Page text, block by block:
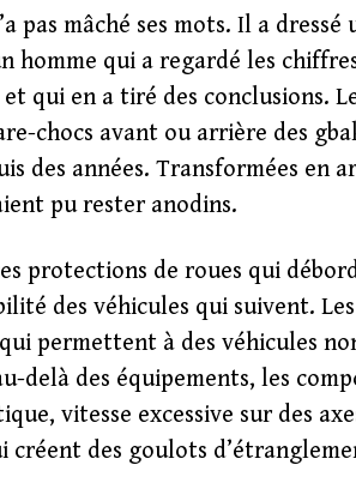
pas mâché ses mots. Il a
homme qui a regardé les
qui en a tiré des conclusions.
chocs avant ou arrière des
des années. Transformées en
pu rester anodins.
protections de roues qui
des véhicules qui suivent.
permettent à des véhicules
delà des équipements, les
vitesse excessive sur des
créent des goulots